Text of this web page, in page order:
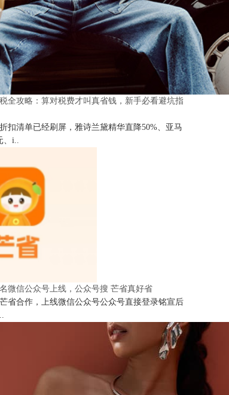
全攻略：算对税费才叫真省钱，新手必看避坑指
扣清单已经刷屏，雅诗兰黛精华直降50%、亚马
、i..
微信公众号上线，公众号搜 芒省真好省
省合作，上线微信公众号公众号直接登录铭宣后